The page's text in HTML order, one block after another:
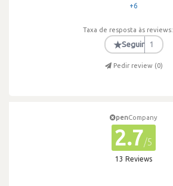
+6
Taxa de resposta às reviews:
★Seguir 1
Pedir review (0)
penCompany
2.7/5
13 Reviews